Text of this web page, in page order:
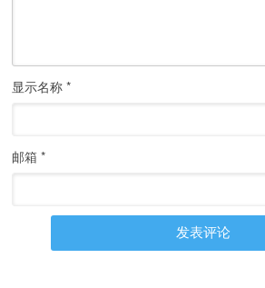
显示名称*
邮箱*